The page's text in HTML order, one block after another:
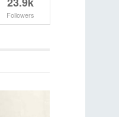
Followers